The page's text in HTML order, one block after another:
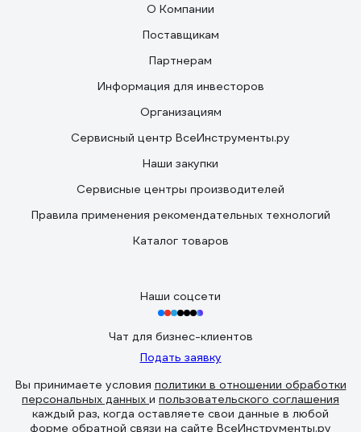
О Компании
Поставщикам
Партнерам
Информация для инвесторов
Организациям
Сервисный центр ВсеИнструменты.ру
Наши закупки
Сервисные центры производителей
Правила применения рекомендательных технологий
Каталог товаров
Наши соцсети
Чат для бизнес-клиентов
Подать заявку
Вы принимаете условия политики в отношении обработки
персональных данных и пользовательского соглашения
каждый раз, когда оставляете свои данные в любой
форме обратной связи на сайте ВсеИнструменты.ру